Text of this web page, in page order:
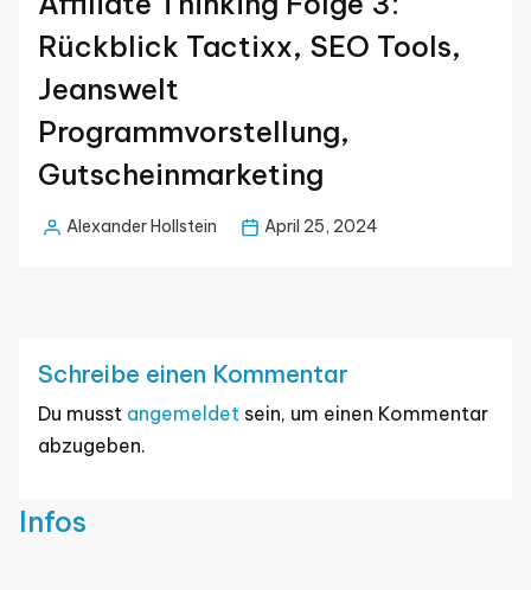
Rückblick Tactixx, SEO Tools,
Jeanswelt
Programmvorstellung,
Gutscheinmarketing
PostedAlexander Hollstein April 25, 2024
Schreibe einen Kommentar
Du musst angemeldet sein, um einen Kommentar
abzugeben.
Infos